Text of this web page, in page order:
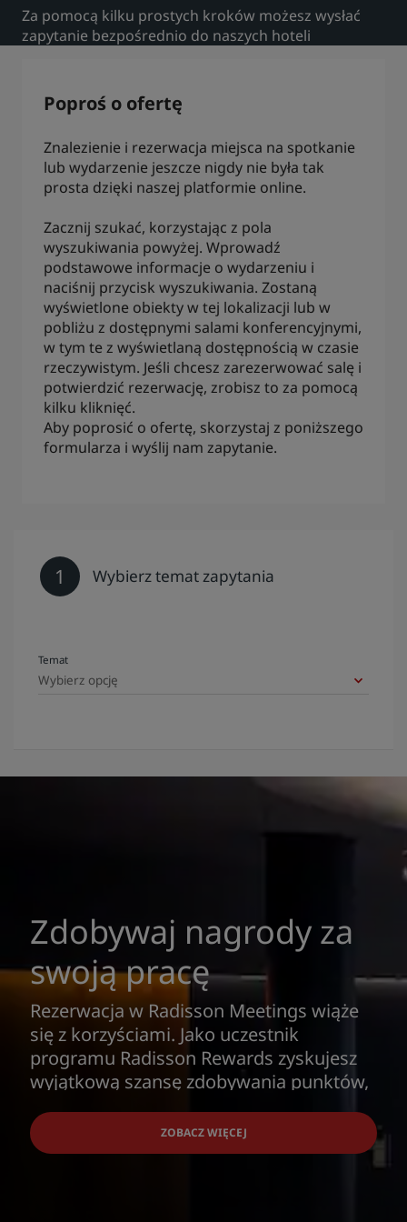
Park Plaza Park Inn by Radisson
Prize by Radisson
Marki stowarzyszone w Chinach
Kunlun Golden Tulip
Hotele w centrum miasta
Zapraszamy na nasz blog
Za pomocą kilku prostych kroków możesz wysłać
zapytanie bezpośrednio do naszych hoteli
Poproś o ofertę
Znalezienie i rezerwacja miejsca na spotkanie
lub wydarzenie jeszcze nigdy nie była tak
prosta dzięki naszej platformie online.
Zacznij szukać, korzystając z pola
wyszukiwania powyżej. Wprowadź
podstawowe informacje o wydarzeniu i
naciśnij przycisk wyszukiwania. Zostaną
wyświetlone obiekty w tej lokalizacji lub w
pobliżu z dostępnymi salami konferencyjnymi,
w tym te z wyświetlaną dostępnością w czasie
rzeczywistym. Jeśli chcesz zarezerwować salę i
potwierdzić rezerwację, zrobisz to za pomocą
kilku kliknięć.
Aby poprosić o ofertę, skorzystaj z poniższego
formularza i wyślij nam zapytanie.
1 Wybierz temat zapytania
Temat
Zdobywaj nagrody za
swoją pracę
Rezerwacja w Radisson Meetings wiąże
się z korzyściami. Jako uczestnik
programu Radisson Rewards zyskujesz
wyjątkową szansę zdobywania punktów,
upominkowe, pobyty, mile w liniach
lotniczych i inne korzyści.
ZOBACZ WIĘCEJ